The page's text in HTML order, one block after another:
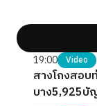
19:00 Video
สางโกงสอบ
บาง5,925บั